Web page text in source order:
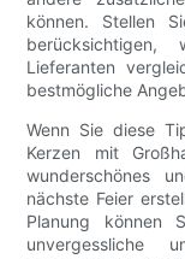
können. Stellen
Lieferanten
bestmögliche
Wenn Sie diese
Kerzen mit
wunderschönes
nächste Feier
Planung können
unvergessliche